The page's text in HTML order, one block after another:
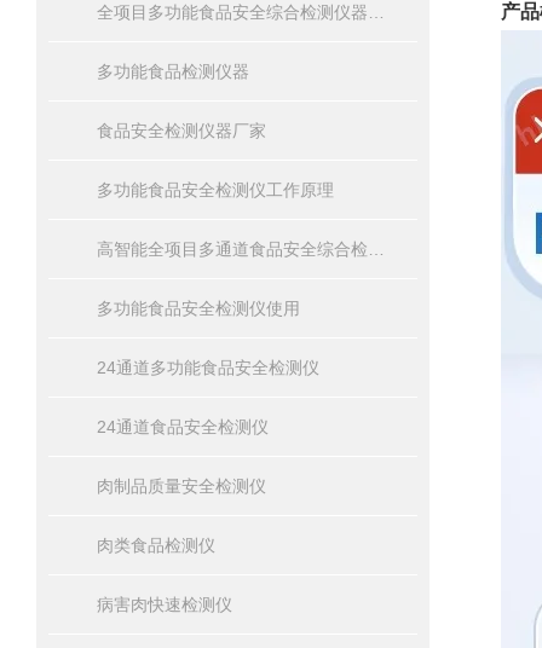
多功能食品检测仪器
食品安全检测仪器厂家
多功能食品安全检测仪工作原理
多功能食品安全检测仪使用
24通道多功能食品安全检测仪
24通道食品安全检测仪
肉制品质量安全检测仪
肉类食品检测仪
病害肉快速检测仪
产